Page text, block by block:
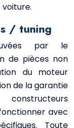
/ tuning
par le
de pièces non
du moteur
de la garantie
avec
Toute